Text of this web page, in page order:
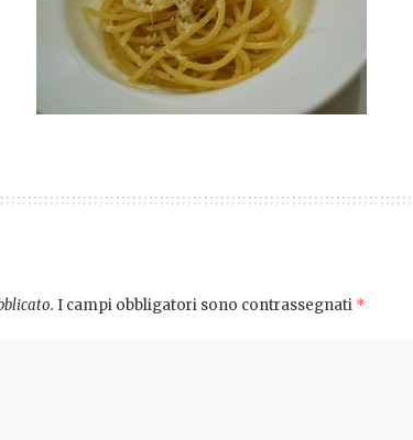
I campi obbligatori sono contrassegnati *